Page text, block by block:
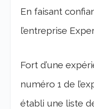
En faisant
l’entreprise
Fort d’une
numéro 1 de
établi une liste